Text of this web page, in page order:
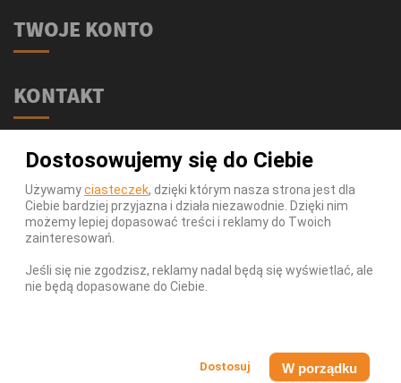
Dostosowujemy się do Ciebie
Używamyciasteczek, dzięki którym nasza strona jest dla
Ciebie bardziej przyjazna i działa niezawodnie. Dzięki nim
możemy lepiej dopasować treści i reklamy do Twoich
zainteresowań.
Jeśli się nie zgodzisz, reklamy nadal będą się wyświetlać, ale
nie będą dopasowane do Ciebie.
W porządku
TWOJE KONTO
KONTAKT
ul. Stołeczna 2/lok 102
15-879 Białystok
Telefon:
539 111 590
Infolinia:Pn-Pt 9-17
E-mail:
info@swiatsupli.pl